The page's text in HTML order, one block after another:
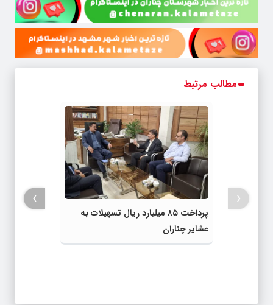
مطالب مرتبط
پرداخت ۸۵ میلیارد ریال تسهیلات به
عشایر چناران
‹
›